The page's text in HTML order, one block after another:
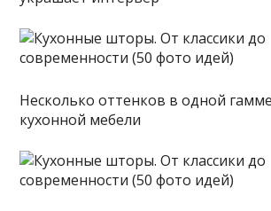
Несколько оттенков в одной
кухонной мебели